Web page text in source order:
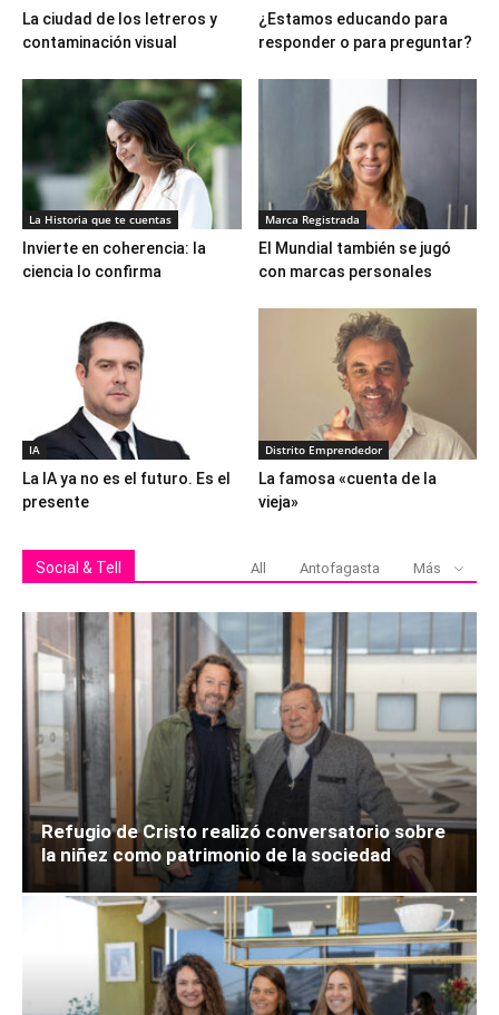
La ciudad de los letreros y
contaminación visual
¿Estamos educando para
responder o para preguntar?
La Historia que te cuentas
Invierte en coherencia: la
ciencia lo confirma
Marca Registrada
El Mundial también se jugó
con marcas personales
IA
La IA ya no es el futuro. Es el
presente
Distrito Emprendedor
La famosa «cuenta de la
vieja»
Social & Tell All Antofagasta Más
Refugio de Cristo realizó conversatorio sobre
la niñez como patrimonio de la sociedad